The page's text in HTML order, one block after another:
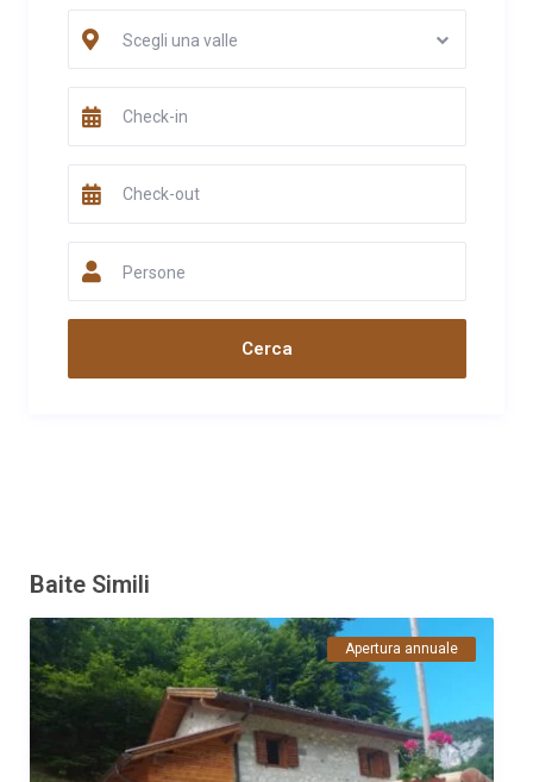
Andronache
Commento
Posto fantastico immerso nel verde con vista mozzafiato sulle
montagne, da ritornare sicuramente
Data
La baita si trova in una location bellissima Perfetta per chi ha
Data
Nome
Valutazione
Commento
Abbiamo soggiornato dal 8-11 dicembre in questa splendida
baita.Tutto molto accogliente Signor Andrea molto cordiale e
disponibile ci hanno accolto con un dolce tipico buonissimo e
una bottiglia di vino, la baita un proprio vero INCANTO, sommersi
nella natura. La montagna ci ha regalato una splendida
Scegli una valle
Persone
Baite Simili
Apertura annuale